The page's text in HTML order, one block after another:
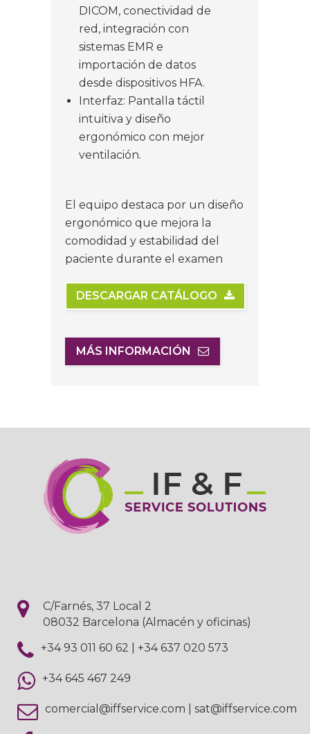
DICOM, conectividad de
red, integración con
sistemas EMR e
importación de datos
desde dispositivos HFA.
Interfaz: Pantalla táctil
intuitiva y diseño
ergonómico con mejor
ventilación.
El equipo destaca por un diseño
ergonómico que mejora la
comodidad y estabilidad del
paciente durante el examen
DESCARGAR CATÁLOGO
MÁS INFORMACIÓN
C/Farnés, 37 Local 2
08032 Barcelona (Almacén y oficinas)
+34 93 011 60 62
+34 637 020 573
+34 645 467 249
comercial@iffservice.com sat@iffservice.com